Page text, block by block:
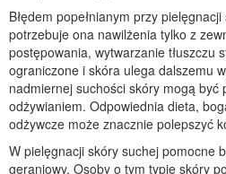
Błędem popełnianym przy
potrzebuje ona nawilżenia tylko z
postępowania, wytwarzanie tłuszczu
ograniczone i skóra ulega dalszemu
nadmiernej suchości skóry mogą być
odżywianiem. Odpowiednia dieta,
odżywcze może znacznie polepszyć
W pielęgnacji skóry suchej pomocne
geraniowy. Osoby o tym typie skóry